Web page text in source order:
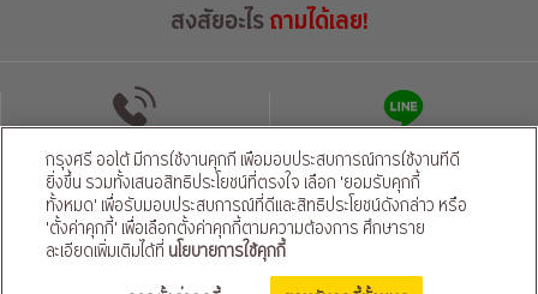
สงสัยอะไรถามได้เลย!
โทรติดต่อ แชทผ่านไลน์
นโยบายความเป็นส่วนตัว | นโยบายคุ้มครองข้อมูลส่วนบุคคลของผู้ให้บริการ
© สงวนลิขสิทธิ์ 2569 ธนาคารกรุงศรีอยุธยา จำกัด (มหาชน) และ
บริษัท อยุธยา แคปปิตอล ออโต้ ลีส จำกัด (มหาชน)
กรุงศรี ออโต้ มีการใช้งานคุกกี้ เพื่อมอบประสบการณ์การใช้งานที่ดี
ยิ่งขึ้น รวมทั้งเสนอสิทธิประโยชน์ที่ตรงใจ เลือก 'ยอมรับคุกกี้
ทั้งหมด' เพื่อรับมอบประสบการณ์ที่ดีและสิทธิประโยชน์ดังกล่าว หรือ
'ตั้งค่าคุกกี้' เพื่อเลือกตั้งค่าคุกกี้ตามความต้องการ ศึกษาราย
ละเอียดเพิ่มเติมได้ที่ นโยบายการใช้คุกกี้